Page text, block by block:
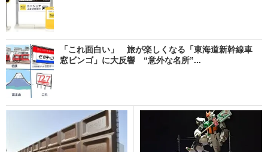
「これ面白い」 旅が楽しくなる「東海道新幹線車
窓ビンゴ」に大反響 “意外な名所”...